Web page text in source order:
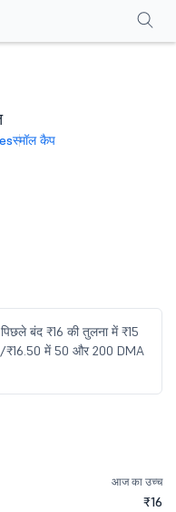
स्मॉल कैप
बंद ₹16 की तुलना में ₹15
₹16.50 में 50 और 200 DMA
सामान्य प्रश्न
आज का उच्च
₹16